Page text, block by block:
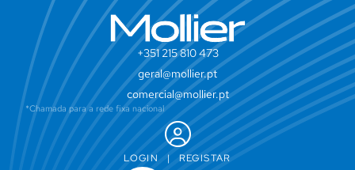
+351 215 810 473
geral@mollier.pt
comercial@mollier.pt
*Chamada para a rede fixa nacional
LOGIN | REGISTAR